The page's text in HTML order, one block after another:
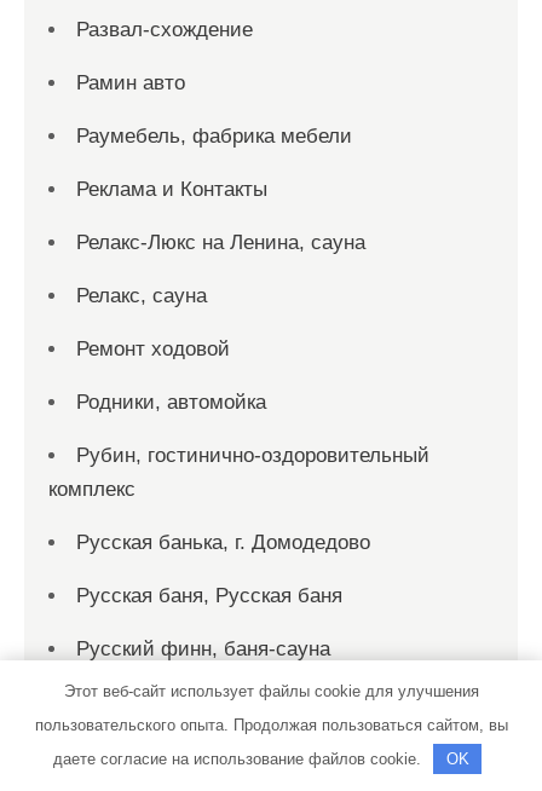
Развал-схождение
Рамин авто
Раумебель, фабрика мебели
Реклама и Контакты
Релакс-Люкс на Ленина, сауна
Релакс, сауна
Ремонт ходовой
Родники, автомойка
Рубин, гостинично-оздоровительный
комплекс
Русская банька, г. Домодедово
Русская баня, Русская баня
Русский финн, баня-сауна
Рыбка, сауна
Рэн, сервисный автокомплекс
Этот веб-сайт использует файлы cookie для улучшения
пользовательского опыта. Продолжая пользоваться сайтом, вы
даете согласие на использование файлов cookie.
OK